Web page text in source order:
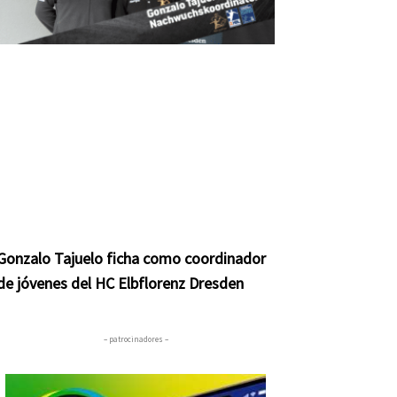
Tajuelo ficha como coordinador
jóvenes del HC Elbflorenz Dresden
– patrocinadores –